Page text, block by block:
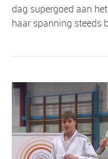
dag supergoed aan
haar spanning steeds